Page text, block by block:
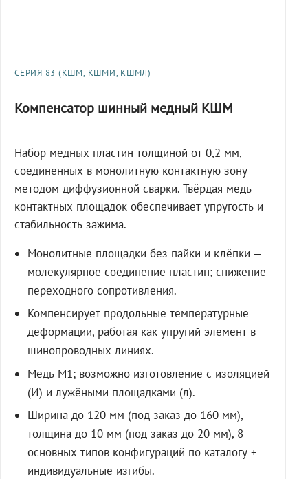
СЕРИЯ 83 (КШМ, КШМИ, КШМЛ)
Компенсатор шинный медный КШМ
Набор медных пластин толщиной от 0,2 мм,
соединённых в монолитную контактную зону
методом диффузионной сварки. Твёрдая медь
контактных площадок обеспечивает упругость и
стабильность зажима.
Монолитные площадки без пайки и клёпки —
молекулярное соединение пластин; снижение
переходного сопротивления.
Компенсирует продольные температурные
деформации, работая как упругий элемент в
шинопроводных линиях.
Медь М1; возможно изготовление с изоляцией
(И) и лужёными площадками (л).
Ширина до 120 мм (под заказ до 160 мм),
толщина до 10 мм (под заказ до 20 мм), 8
основных типов конфигураций по каталогу +
индивидуальные изгибы.